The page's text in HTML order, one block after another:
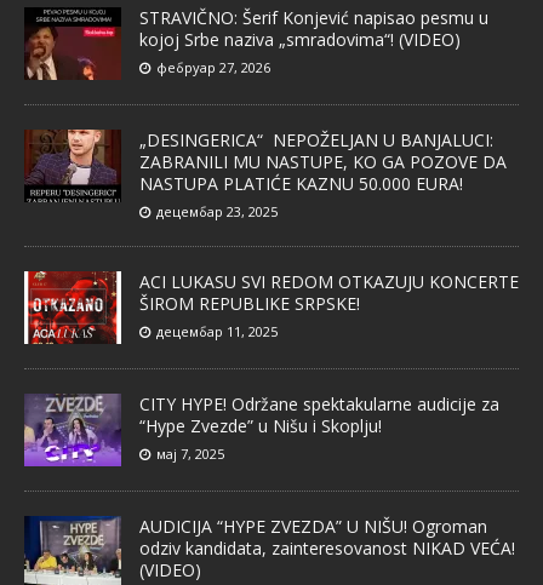
STRAVIČNO: Šerif Konjević napisao pesmu u
kojoj Srbe naziva „smradovima“! (VIDEO)
фебруар 27, 2026
„DESINGERICA“ NEPOŽELJAN U BANJALUCI:
ZABRANILI MU NASTUPE, KO GA POZOVE DA
NASTUPA PLATIĆE KAZNU 50.000 EURA!
децембар 23, 2025
ACI LUKASU SVI REDOM OTKAZUJU KONCERTE
ŠIROM REPUBLIKE SRPSKE!
децембар 11, 2025
CITY HYPE! Održane spektakularne audicije za
“Hype Zvezde” u Nišu i Skoplju!
мај 7, 2025
AUDICIJA “HYPE ZVEZDA” U NIŠU! Ogroman
odziv kandidata, zainteresovanost NIKAD VEĆA!
(VIDEO)